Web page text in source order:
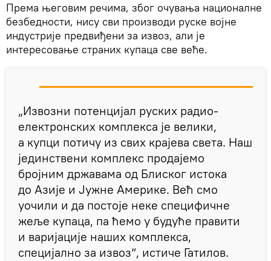
Према његовим речима, због очувања националне
безбедности, нису сви производи руске војне
индустрије предвиђени за извоз, али је
интересовање страних купаца све веће.
„Извозни потенцијал руских радио-
електронских комплекса је велики,
а купци потичу из свих крајева света. Наш
јединствени комплекс продајемо
бројним државама од Блиског истока
до Азије и Јужне Америке. Већ смо
уочили и да постоје неке специфичне
жеље купаца, па ћемо у будуће правити
и варијације наших комплекса,
специјално за извоз“, истиче Гатилов.